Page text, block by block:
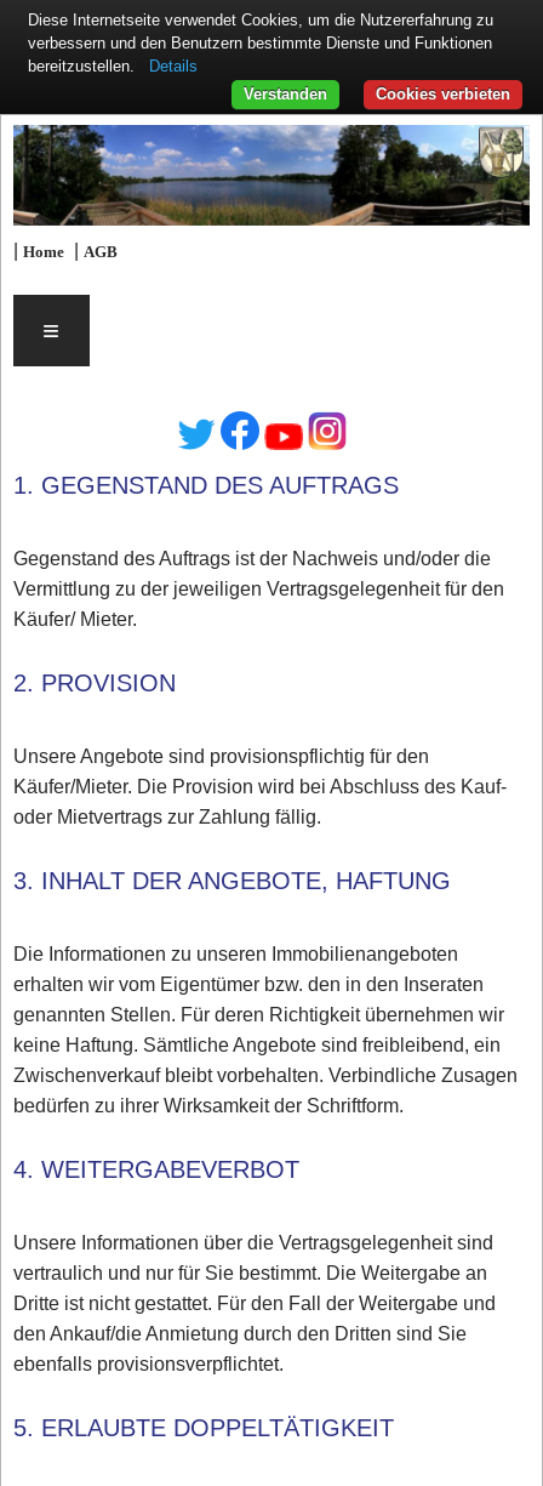
|Home |AGB
≡
1. GEGENSTAND DES AUFTRAGS
Gegenstand des Auftrags ist der Nachweis und/oder die
Vermittlung zu der jeweiligen Vertragsgelegenheit für den
Käufer/ Mieter.
2. PROVISION
Unsere Angebote sind provisionspflichtig für den
Käufer/Mieter. Die Provision wird bei Abschluss des Kauf-
oder Mietvertrags zur Zahlung fällig.
3. INHALT DER ANGEBOTE, HAFTUNG
Die Informationen zu unseren Immobilienangeboten
erhalten wir vom Eigentümer bzw. den in den Inseraten
genannten Stellen. Für deren Richtigkeit übernehmen wir
keine Haftung. Sämtliche Angebote sind freibleibend, ein
Zwischenverkauf bleibt vorbehalten. Verbindliche Zusagen
bedürfen zu ihrer Wirksamkeit der Schriftform.
4. WEITERGABEVERBOT
Unsere Informationen über die Vertragsgelegenheit sind
vertraulich und nur für Sie bestimmt. Die Weitergabe an
Dritte ist nicht gestattet. Für den Fall der Weitergabe und
den Ankauf/die Anmietung durch den Dritten sind Sie
ebenfalls provisionsverpflichtet.
5. ERLAUBTE DOPPELTÄTIGKEIT
Diese Internetseite verwendet Cookies, um die Nutzererfahrung zu
verbessern und den Benutzern bestimmte Dienste und Funktionen
bereitzustellen.
Details
Cookies verbieten
Verstanden